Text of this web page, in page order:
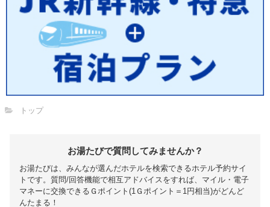
トップ
お湯たびで質問してみませんか？
お湯たびは、みんなが選んだホテルを検索できるホテル予約サイ
トです。質問/回答機能で相互アドバイスをすれば、マイル・電子
マネーに交換できるＧポイント(1Ｇポイント＝1円相当)がどんど
んたまる！